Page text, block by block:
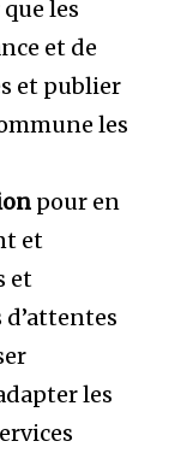
les
et de
et publier
les
pour en
et
et
d’attentes
les